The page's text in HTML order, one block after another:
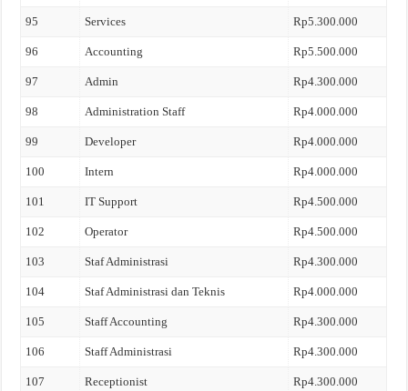
95 Services Rp5.300.000
96 Accounting Rp5.500.000
97 Admin Rp4.300.000
98 Administration Staff Rp4.000.000
99 Developer Rp4.000.000
100 Intern Rp4.000.000
101 IT Support Rp4.500.000
102 Operator Rp4.500.000
103 Staf Administrasi Rp4.300.000
104 Staf Administrasi dan Teknis Rp4.000.000
105 Staff Accounting Rp4.300.000
106 Staff Administrasi Rp4.300.000
107 Receptionist Rp4.300.000